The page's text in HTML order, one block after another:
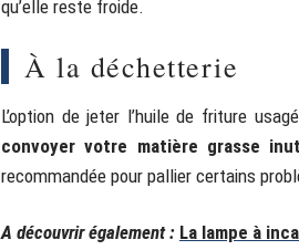
qu’elle reste froide.
À la déchetterie
L’option de jeter l’huile de friture
convoyer votre matière grasse
recommandée pour pallier certains
A découvrir également : La lampe à